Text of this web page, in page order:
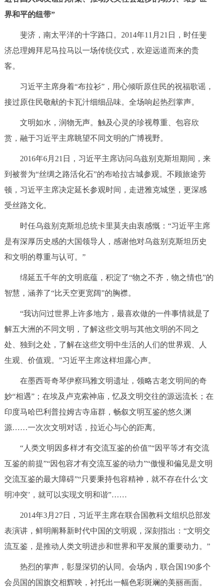
界和平的纽带”
斐济，南太平洋的十字路口。2014年11月21日，时任斐
济总理姆拜尼马拉马以一场传统仪式，欢迎远道而来的贵
客。
习近平主席身着“布拉衫”，用心倾听原住民的祝福歌谣，
接过原住民敬献的卡瓦汁细细品味。全场响起热烈掌声。
文明如水，润物无声。触及心灵的珍视尊重、包容欣
赏，融于习近平主席眺望不同文明的广博视野。
2016年6月21日，习近平主席访问乌兹别克斯坦期间，来
到被誉为“丝绸之路活化石”的布哈拉古城参观。不顾旅途劳
顿，习近平主席决定延长参观时间，走进雅克城堡，更深感
受丝路文化。
时任乌兹别克斯坦总统卡里莫夫由衷感慨：“习近平主席
是有深厚历史感的大国领导人，感谢他对乌兹别克斯坦历史
和文明的尊重与认可。”
绵延五千年的文明底蕴，积淀了“物之不齐，物之情也”的
智慧，涵养了“比天空更宽阔”的胸襟。
“我访问过世界上许多地方，最喜欢做的一件事情就是了
解五大洲的不同文明，了解这些文明与其他文明的不同之
处、独到之处，了解在这些文明中生活的人们的世界观、人
生观、价值观。”习近平主席这样坦露心声。
在墨西哥奇琴伊察玛雅文明遗址，领略古老文明间的奇
妙“相遇”；在埃及卢克索神庙，忆及文明交往的源远流长；在
印度马哈巴利普拉姆古寺庙群，畅叙文明互鉴的悠久渊
源……一次次文明对话，拉近心与心的距离。
“人类文明因多样才有交流互鉴的价值”“因平等才有交流
互鉴的前提”“因包容才有交流互鉴的动力”“傲慢和偏见是文明
交流互鉴的最大障碍”“只要秉持包容精神，就不存在什么‘文
明冲突’，就可以实现文明和谐”……
2014年3月27日，习近平主席在联合国教科文组织总部发
表演讲，鲜明阐释新时代中国的文明观，深刻指出：“文明交
流互鉴，是推动人类文明进步和世界和平发展的重要动力。”
热烈的掌声，彰显深切的认同。会场内，联合国190多个
会员国的国旗交相辉映，衬托出一幅色彩斑斓的美丽画面。